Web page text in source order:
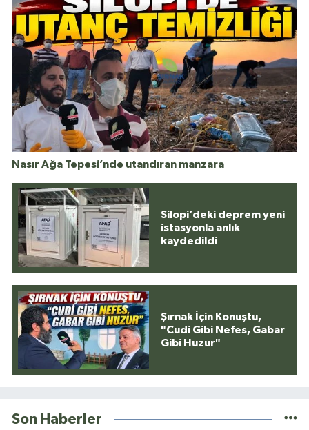
Nasır Ağa Tepesi’nde utandıran manzara
Silopi’deki deprem yeni
istasyonla anlık
kaydedildi
Şırnak İçin Konuştu,
"Cudi Gibi Nefes, Gabar
Gibi Huzur"
Son Haberler